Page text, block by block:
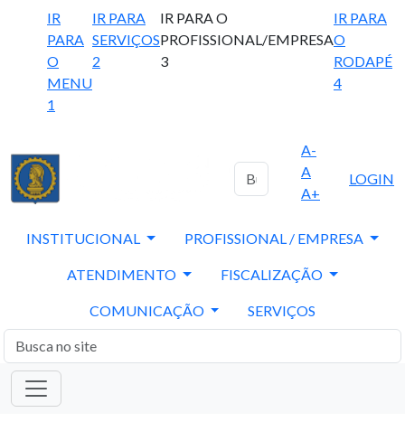
IR
PARA
O
MENU
1
IR PARA
SERVIÇOS
2
IR PARA O
PROFISSIONAL/EMPRESA
3
IR PARA
O
RODAPÉ
4
A-
A
A+
LOGIN
INSTITUCIONAL PROFISSIONAL / EMPRESA
ATENDIMENTO FISCALIZAÇÃO
COMUNICAÇÃO SERVIÇOS